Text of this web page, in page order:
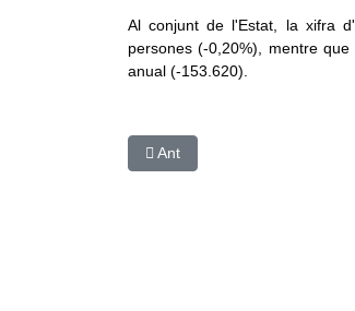
Al conjunt de l'Estat, la xifra
persones (-0,20%), mentre
anual (-153.620).
Article anterior: Unes 70.000
Ant